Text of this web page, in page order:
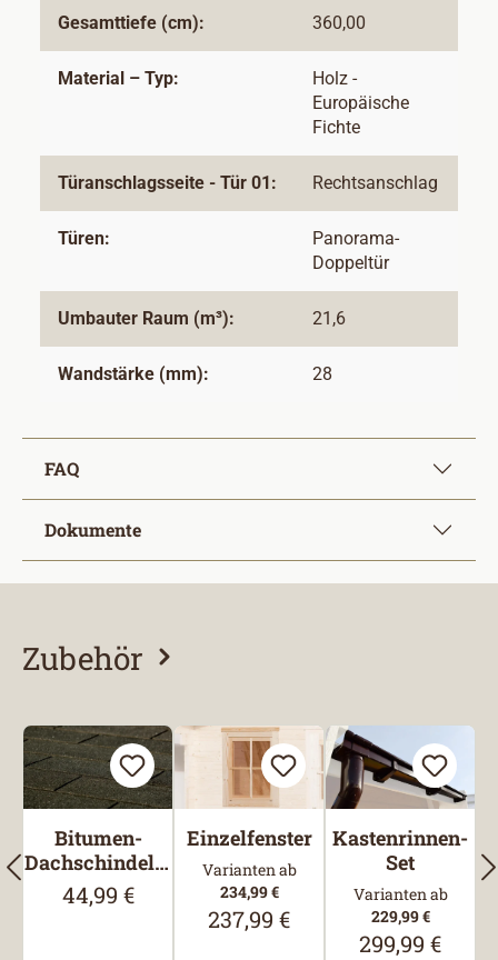
Gesamttiefe (cm): 360,00
Material – Typ:
Holz -
Europäische
Fichte
Türanschlagsseite - Tür 01: Rechtsanschlag
Türen:
Panorama-
Doppeltür
Umbauter Raum (m³): 21,6
Wandstärke (mm): 28
FAQ
Dokumente
Zubehör
Bitumen-
Dachschindeln,
Rechteck,
Schwarz
Regulärer Preis:
44,99 €
Einzelfenster
Varianten ab
234,99 €
Regulärer Preis:
237,99 €
Kastenrinnen-
Set
Varianten ab
229,99 €
Regulärer
299,99 €